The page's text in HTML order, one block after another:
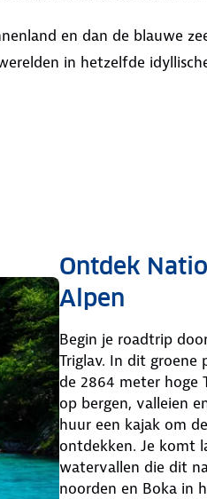
en dan de blauwe
Ontdek
Alpen
Begin je roadtrip
Triglav. In dit groene
de 2864 meter hoge
op bergen, valleien
huur een kajak om
ontdekken. Je komt
watervallen die dit
noorden en Boka in